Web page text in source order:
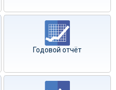
Годовой отчёт